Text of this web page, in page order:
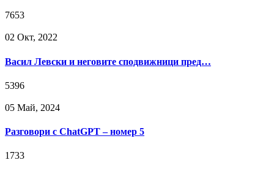
7653
02 Окт, 2022
Васил Левски и неговите сподвижници пред…
5396
05 Май, 2024
Разговори с ChatGPT – номер 5
1733